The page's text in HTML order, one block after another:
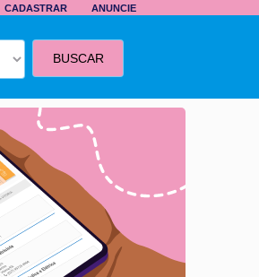
CADASTRAR ANUNCIE